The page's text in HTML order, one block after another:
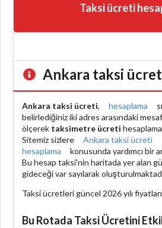
Taksi ücreti
Ankara taksi
Ankara taksi ücreti, hesaplama
belirlediğiniz iki adres arasındaki
ölçerek taksimetre ücreti
Sitemiz sizlere
Ankara taksi ücreti
hesaplama
konusunda yardımcı bir
Bu hesap taksi'nin haritada yer alan
gideceği var sayılarak
Taksi ücretleri güncel 2026 yılı
Bu Rotada Taksi Ücretini